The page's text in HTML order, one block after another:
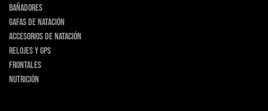
Bañadores
Gafas de natación
Accesorios de natación
Relojes y GPS
Frontales
Nutrición